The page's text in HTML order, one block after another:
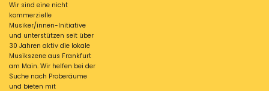
Wir sind eine nicht
kommerzielle
Musiker/innen-Initiative
und unterstützen seit über
30 Jahren aktiv die lokale
Musikszene aus Frankfurt
am Main. Wir helfen bei der
Suche nach Proberäume
und bieten mit